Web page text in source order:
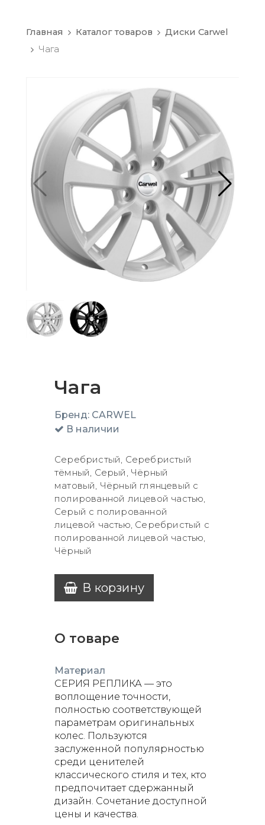
Главная Каталог товаров
Диски Carwel
Чага
Чага
Бренд: CARWEL
В наличии
Серебристый, Серебристый
тёмный, Серый, Чёрный
матовый, Чёрный глянцевый с
полированной лицевой частью,
Серый с полированной
лицевой частью, Серебристый с
полированной лицевой частью,
Чёрный
В корзину
О товаре
Материал
СЕРИЯ РЕПЛИКА — это
воплощение точности,
полностью соответствующей
параметрам оригинальных
колес. Пользуются
заслуженной популярностью
среди ценителей
классического стиля и тех, кто
предпочитает сдержанный
дизайн. Сочетание доступной
цены и качества.